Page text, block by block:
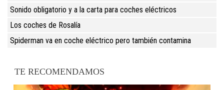
Sonido obligatorio y a la carta para coches eléctricos
Los coches de Rosalía
Spiderman va en coche eléctrico pero también contamina
TE RECOMENDAMOS